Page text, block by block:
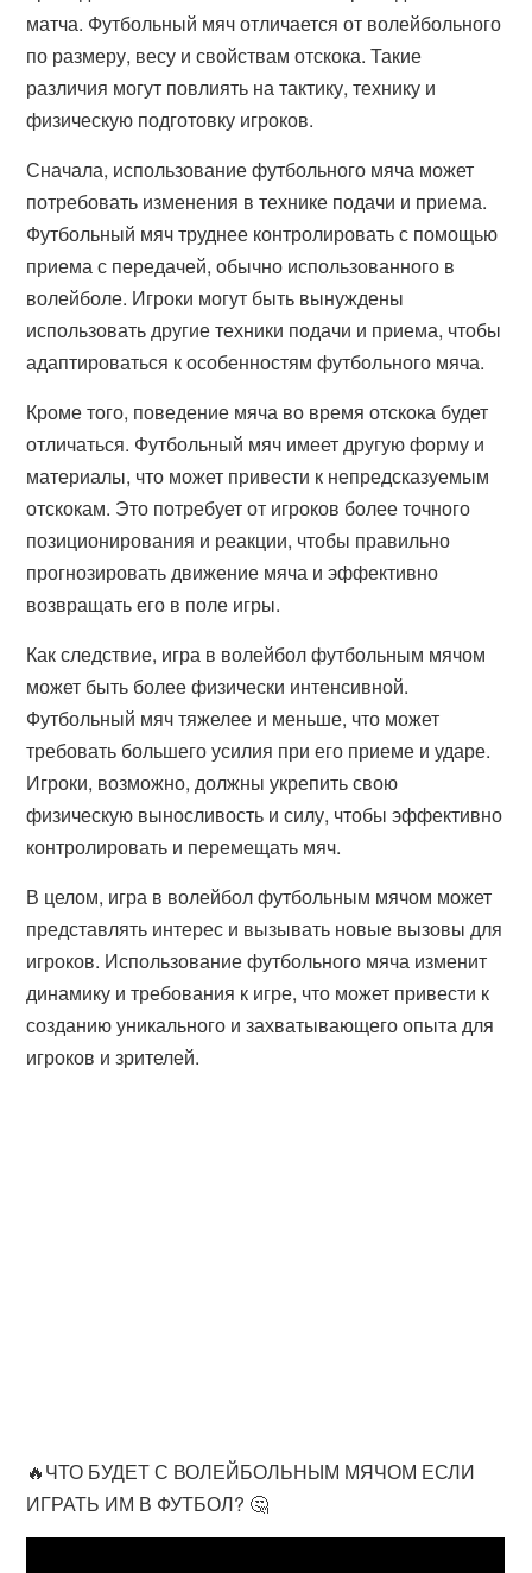
матча. Футбольный мяч отличается от волейбольного
по размеру, весу и свойствам отскока. Такие
различия могут повлиять на тактику, технику и
физическую подготовку игроков.
Сначала, использование футбольного мяча может
потребовать изменения в технике подачи и приема.
Футбольный мяч труднее контролировать с помощью
приема с передачей, обычно использованного в
волейболе. Игроки могут быть вынуждены
использовать другие техники подачи и приема, чтобы
адаптироваться к особенностям футбольного мяча.
Кроме того, поведение мяча во время отскока будет
отличаться. Футбольный мяч имеет другую форму и
материалы, что может привести к непредсказуемым
отскокам. Это потребует от игроков более точного
позиционирования и реакции, чтобы правильно
прогнозировать движение мяча и эффективно
возвращать его в поле игры.
Как следствие, игра в волейбол футбольным мячом
может быть более физически интенсивной.
Футбольный мяч тяжелее и меньше, что может
требовать большего усилия при его приеме и ударе.
Игроки, возможно, должны укрепить свою
физическую выносливость и силу, чтобы эффективно
контролировать и перемещать мяч.
В целом, игра в волейбол футбольным мячом может
представлять интерес и вызывать новые вызовы для
игроков. Использование футбольного мяча изменит
динамику и требования к игре, что может привести к
созданию уникального и захватывающего опыта для
игроков и зрителей.
🔥ЧТО БУДЕТ С ВОЛЕЙБОЛЬНЫМ МЯЧОМ ЕСЛИ
ИГРАТЬ ИМ В ФУТБОЛ? 🤔